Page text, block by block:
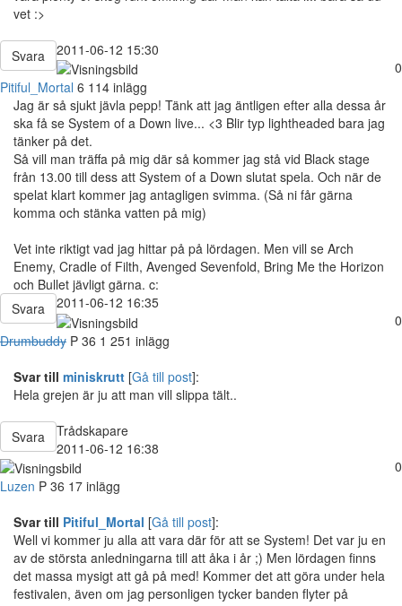
vet :>
Svara
2011-06-12 15:30
0
Pitiful_Mortal 6 114 inlägg
Jag är så sjukt jävla pepp! Tänk att jag äntligen efter alla dessa år
ska få se System of a Down live... <3 Blir typ lightheaded bara jag
tänker på det.
Så vill man träffa på mig där så kommer jag stå vid Black stage
från 13.00 till dess att System of a Down slutat spela. Och när de
spelat klart kommer jag antagligen svimma. (Så ni får gärna
komma och stänka vatten på mig)
Vet inte riktigt vad jag hittar på på lördagen. Men vill se Arch
Enemy, Cradle of Filth, Avenged Sevenfold, Bring Me the Horizon
och Bullet jävligt gärna. c:
Svara
2011-06-12 16:35
0
Drumbuddy P 36 1 251 inlägg
Svar till miniskrutt [Gå till post]:
Hela grejen är ju att man vill slippa tält..
Svara
Trådskapare
2011-06-12 16:38
0
Luzen P 36 17 inlägg
Svar till Pitiful_Mortal [Gå till post]:
Well vi kommer ju alla att vara där för att se System! Det var ju en
av de största anledningarna till att åka i år ;) Men lördagen finns
det massa mysigt att gå på med! Kommer det att göra under hela
festivalen, även om jag personligen tycker banden flyter på